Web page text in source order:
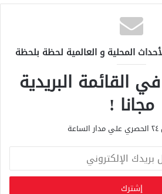
المحلية و العالمية لحظة بلحظة
القائمة البريدية
مجانا !